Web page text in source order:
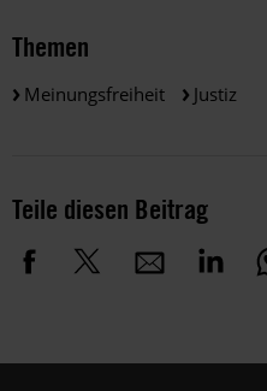
Themen
Meinungsfreiheit Justiz
Teile diesen Beitrag